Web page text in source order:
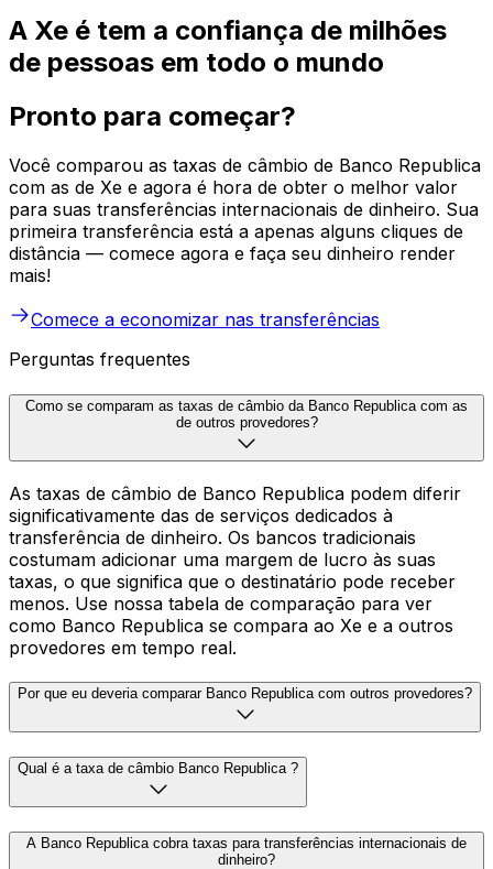
A Xe é tem a confiança de milhões
de pessoas em todo o mundo
Pronto para começar?
Você comparou as taxas de câmbio de Banco Republica
com as de Xe e agora é hora de obter o melhor valor
para suas transferências internacionais de dinheiro. Sua
primeira transferência está a apenas alguns cliques de
distância — comece agora e faça seu dinheiro render
mais!
Comece a economizar nas transferências
Perguntas frequentes
Como se comparam as taxas de câmbio da Banco Republica com as
de outros provedores?
As taxas de câmbio de Banco Republica podem diferir
significativamente das de serviços dedicados à
transferência de dinheiro. Os bancos tradicionais
costumam adicionar uma margem de lucro às suas
taxas, o que significa que o destinatário pode receber
menos. Use nossa tabela de comparação para ver
como Banco Republica se compara ao Xe e a outros
provedores em tempo real.
Por que eu deveria comparar Banco Republica com outros provedores?
Qual é a taxa de câmbio Banco Republica ?
A Banco Republica cobra taxas para transferências internacionais de
dinheiro?